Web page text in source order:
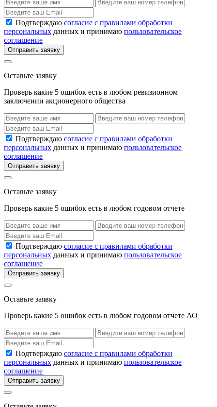
Подтверждаю согласие с правилами обработки
персональных данных и принимаю пользовательское
соглашение
Отправить заявку
Оставьте заявку
Проверь какие 5 ошибок есть в любом ревизионном
заключении акционерного общества
Подтверждаю согласие с правилами обработки
персональных данных и принимаю пользовательское
соглашение
Отправить заявку
Оставьте заявку
Проверь какие 5 ошибок есть в любом годовом отчете
Подтверждаю согласие с правилами обработки
персональных данных и принимаю пользовательское
соглашение
Отправить заявку
Оставьте заявку
Проверь какие 5 ошибок есть в любом годовом отчете АО
Подтверждаю согласие с правилами обработки
персональных данных и принимаю пользовательское
соглашение
Отправить заявку